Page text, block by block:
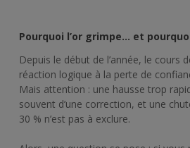
Pourquoi l’or grimpe… et
Depuis le début de l’année, le cours
réaction logique à la perte de
Mais attention : une hausse trop
souvent d’une correction, et une
30 % n’est pas à exclure.